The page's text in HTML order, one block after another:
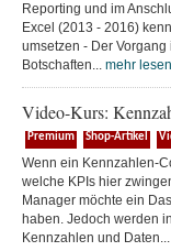
Reporting und im
Excel (2013 - 2016)
umsetzen - Der
Botschaften... mehr lesen
Video-Kurs:
Premium Shop-Artikel
Wenn ein Kennzahlen-
welche KPIs hier
Manager möchte ein
haben. Jedoch werden
Kennzahlen und Daten...